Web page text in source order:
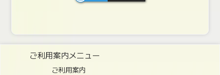
ご利用案内メニュー
ご利用案内